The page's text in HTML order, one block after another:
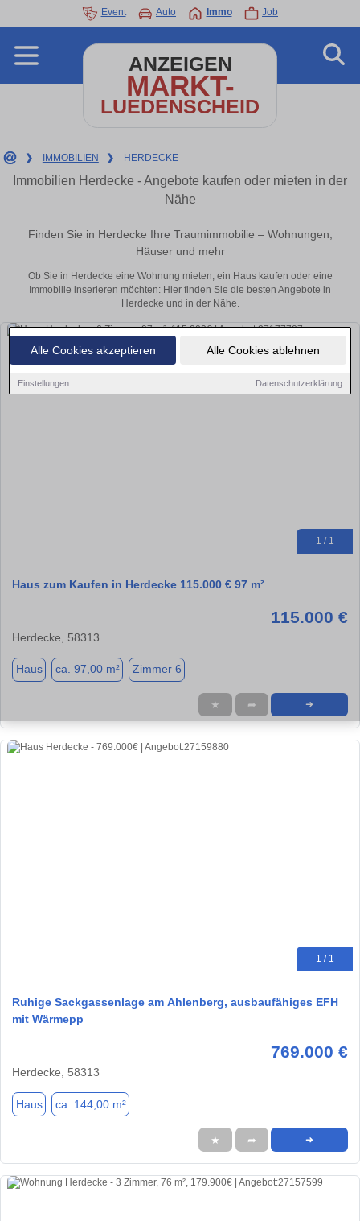
Alle Cookies akzeptieren Alle Cookies ablehnen
Einstellungen Datenschutzerklärung
Event Auto Immo Job
ANZEIGEN
MARKT-
LUEDENSCHEID
❯ IMMOBILIEN ❯ HERDECKE
Immobilien Herdecke - Angebote kaufen oder mieten in der
Nähe
Finden Sie in Herdecke Ihre Traumimmobilie – Wohnungen,
Häuser und mehr
Ob Sie in Herdecke eine Wohnung mieten, ein Haus kaufen oder eine
Immobilie inserieren möchten: Hier finden Sie die besten Angebote in
Herdecke und in der Nähe.
1 / 1
Haus zum Kaufen in Herdecke 115.000 € 97 m²
115.000 €
Herdecke, 58313
Haus ca. 97,00 m² Zimmer 6
★ ➦ ➜
1 / 1
Ruhige Sackgassenlage am Ahlenberg, ausbaufähiges EFH
mit Wärmepp
769.000 €
Herdecke, 58313
Haus ca. 144,00 m²
★ ➦ ➜